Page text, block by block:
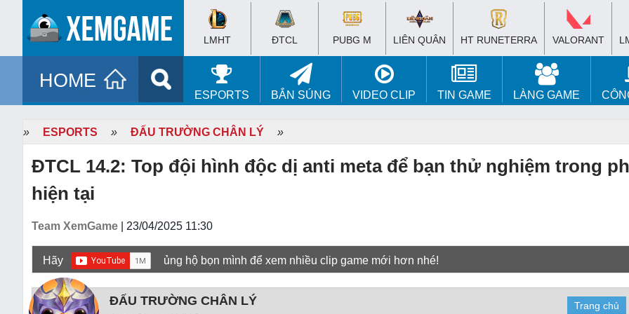
LMHT ĐTCL PUBG M LIÊN QUÂN HT RUNETERRA VALORANT
HOME
ESPORTS BẮN SÚNG VIDEO CLIP TIN GAME LÀNG GAME
» ESPORTS » ĐẤU TRƯỜNG CHÂN LÝ »
ĐTCL 14.2: Top đội hình độc dị anti meta để bạn thử nghiệm trong
hiện tại
Team XemGame | 23/04/2025 11:30
Hãy ủng hộ bọn mình để xem nhiều clip game mới hơn nhé!
ĐẤU TRƯỜNG CHÂN LÝ Trang chủ